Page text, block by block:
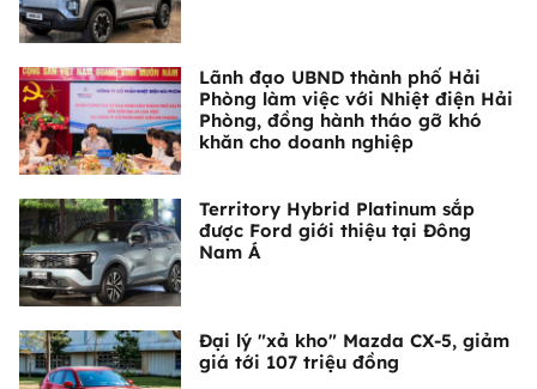
Lãnh đạo UBND thành phố Hải
Phòng làm việc với Nhiệt điện Hải
Phòng, đồng hành tháo gỡ khó
khăn cho doanh nghiệp
Territory Hybrid Platinum sắp
được Ford giới thiệu tại Đông
Nam Á
Đại lý "xả kho" Mazda CX-5, giảm
giá tới 107 triệu đồng